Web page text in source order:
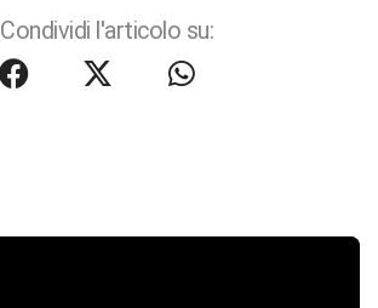
Condividi l'articolo su: